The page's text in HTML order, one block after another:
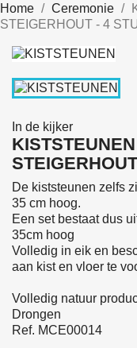
Home Ceremonie
STEIGERHOUT - 4
In de kijker
De kiststeunen zelfs
35 cm hoog.
Een set bestaat dus
35cm hoog
Volledig in eik en
aan kist en vloer te
Volledig natuur
Drongen
Ref. MCE00014